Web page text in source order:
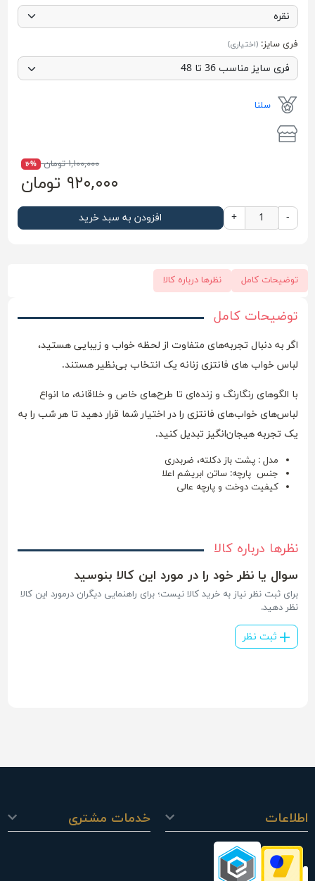
فری سایز: (اختیاری)
سلنا
۱,۱۰۰,۰۰۰ تومان ۱۶%
۹۲۰,۰۰۰ تومان
-
+ افزودن به سبد خرید
توضیحات کامل نظرها درباره کالا
توضیحات کامل
اگر به دنبال تجربه‌های متفاوت از لحظه خواب و زیبایی هستید،
لباس خواب های فانتزی زنانه یک انتخاب بی‌نظیر هستند.
با الگوهای رنگارنگ و زنده‌ای تا طرح‌های خاص و خلاقانه، ما انواع
لباس‌های خواب‌های فانتزی را در اختیار شما قرار دهید تا هر شب را به
یک تجربه هیجان‌انگیز تبدیل کنید.
مدل : پشت باز دکلته، ضربدری
جنس پارچه: ساتن ابریشم اعلا
کیفیت دوخت و پارچه عالی
نظرها درباره کالا
سوال یا نظر خود را در مورد این کالا بنوسید
برای ثبت نظر نیاز به خرید کالا نیست؛ برای راهنمایی دیگران درمورد این کالا
نظر دهید.
ثبت نظر
اطلاعات خدمات مشتری